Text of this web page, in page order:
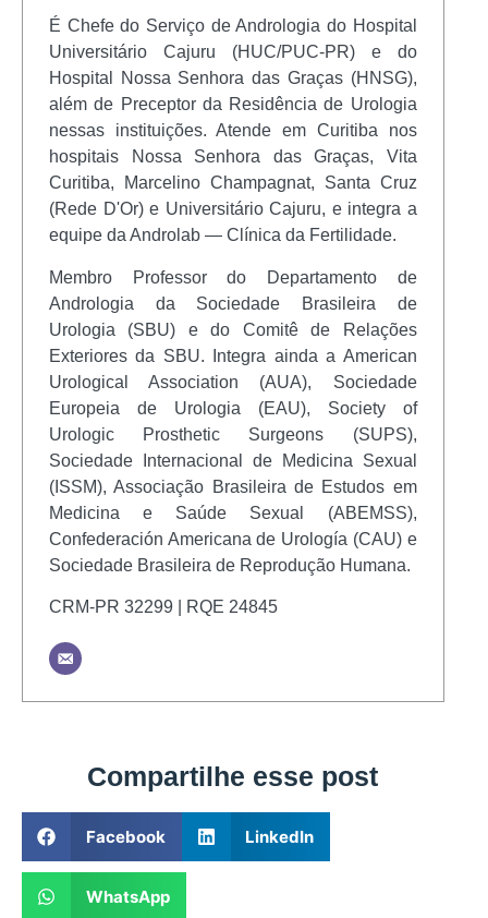
É Chefe do Serviço de Andrologia do Hospital
Universitário Cajuru (HUC/PUC-PR) e do
Hospital Nossa Senhora das Graças (HNSG),
além de Preceptor da Residência de Urologia
nessas instituições. Atende em Curitiba nos
hospitais Nossa Senhora das Graças, Vita
Curitiba, Marcelino Champagnat, Santa Cruz
(Rede D'Or) e Universitário Cajuru, e integra a
equipe da Androlab — Clínica da Fertilidade.
Membro Professor do Departamento de
Andrologia da Sociedade Brasileira de
Urologia (SBU) e do Comitê de Relações
Exteriores da SBU. Integra ainda a American
Urological Association (AUA), Sociedade
Europeia de Urologia (EAU), Society of
Urologic Prosthetic Surgeons (SUPS),
Sociedade Internacional de Medicina Sexual
(ISSM), Associação Brasileira de Estudos em
Medicina e Saúde Sexual (ABEMSS),
Confederación Americana de Urología (CAU) e
Sociedade Brasileira de Reprodução Humana.
CRM-PR 32299 | RQE 24845
Compartilhe esse post
Facebook LinkedIn
WhatsApp